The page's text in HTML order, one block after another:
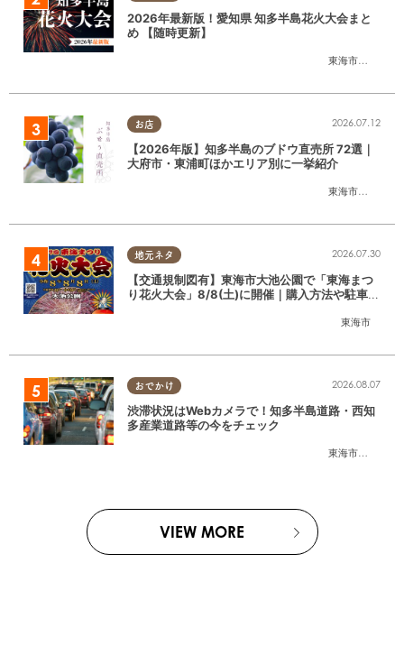
東海市
,大府市
2026年最新版！愛知県 知多半島花火大会まと
め 【随時更新】
お店
東海市
,大府市
2026.07.12
【2026年版】知多半島のブドウ直売所 72選｜
大府市・東浦町ほかエリア別に一挙紹介
地元ネタ
東海市
2026.07.30
【交通規制図有】東海市大池公園で「東海まつ
り花火大会」8/8(土)に開催｜購入方法や駐車場
おでかけ
東海市
,大府市
2026.08.07
渋滞状況はWebカメラで！知多半島道路・西知
多産業道路等の今をチェック
VIEW MORE